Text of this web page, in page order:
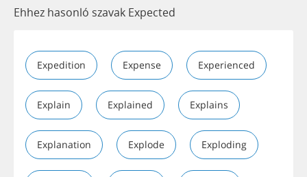
Ehhez hasonló szavak Expected
Expedition Expense Experienced
Explain Explained Explains
Explanation Explode Exploding